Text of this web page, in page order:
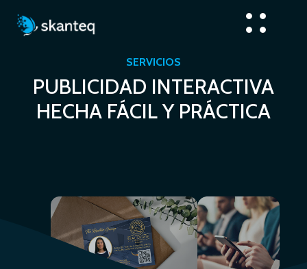
SERVICIOS
PUBLICIDAD INTERACTIVA
HECHA FÁCIL Y PRÁCTICA